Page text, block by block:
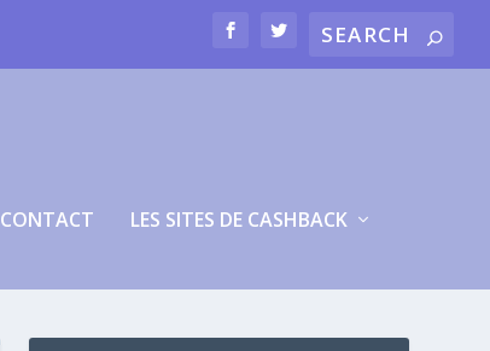
CONTACT LES SITES DE CASHBACK